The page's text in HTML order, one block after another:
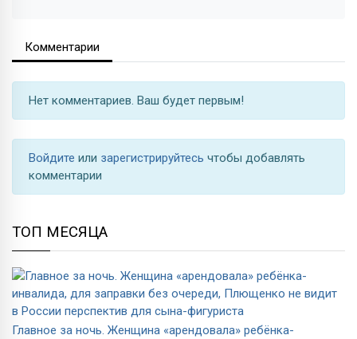
Комментарии
Нет комментариев. Ваш будет первым!
Войдите или зарегистрируйтесь чтобы добавлять
комментарии
ТОП МЕСЯЦА
Главное за ночь. Женщина «арендовала» ребёнка-